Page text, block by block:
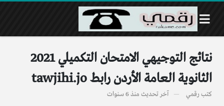
نتائج التوجيهي الامتحان التكميلي 2021
الثانوية العامة الأردن رابط tawjihi.jo
كتب رقمي آخر تحديث منذ 6 سنوات